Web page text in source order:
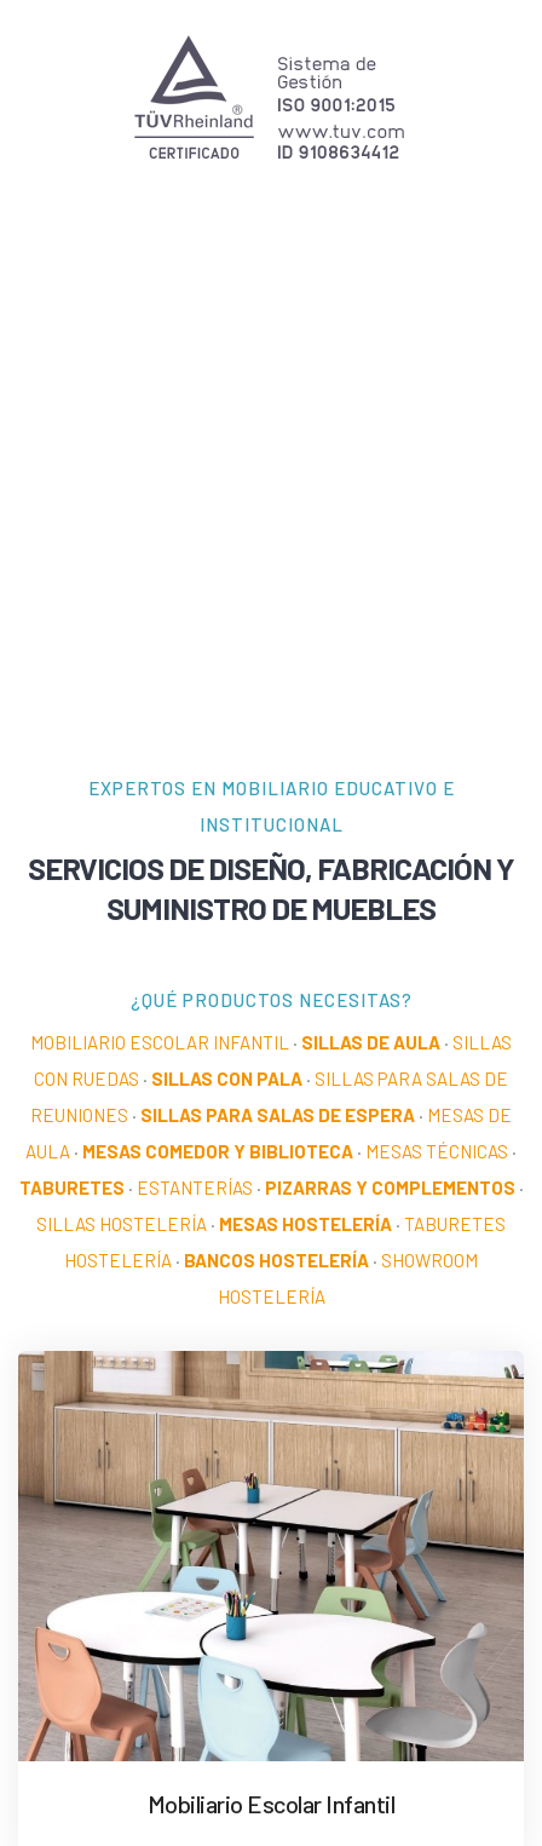
EXPERTOS EN MOBILIARIO EDUCATIVO E
INSTITUCIONAL
SERVICIOS DE DISEÑO, FABRICACIÓN Y
SUMINISTRO DE MUEBLES
¿QUÉ PRODUCTOS NECESITAS?
MOBILIARIO ESCOLAR INFANTIL · SILLAS DE AULA · SILLAS
CON RUEDAS · SILLAS CON PALA · SILLAS PARA SALAS DE
REUNIONES · SILLAS PARA SALAS DE ESPERA · MESAS DE
AULA · MESAS COMEDOR Y BIBLIOTECA · MESAS TÉCNICAS ·
TABURETES · ESTANTERÍAS · PIZARRAS Y COMPLEMENTOS ·
SILLAS HOSTELERÍA · MESAS HOSTELERÍA · TABURETES
HOSTELERÍA · BANCOS HOSTELERÍA · SHOWROOM
HOSTELERÍA
Mobiliario Escolar Infantil